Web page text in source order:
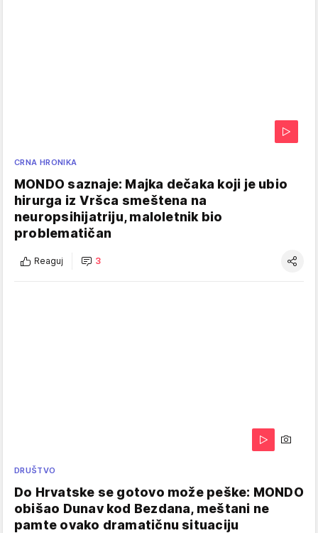
CRNA HRONIKA
MONDO saznaje: Majka dečaka koji je ubio
hirurga iz Vršca smeštena na
neuropsihijatriju, maloletnik bio
problematičan
Reaguj 3
DRUŠTVO
Do Hrvatske se gotovo može peške: MONDO
obišao Dunav kod Bezdana, meštani ne
pamte ovako dramatičnu situaciju